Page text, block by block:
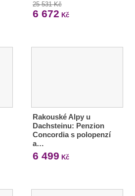
25 531 Kč
6 672 Kč
Rakouské Alpy u
Dachsteinu: Penzion
Concordia s polopenzí
a…
6 499 Kč